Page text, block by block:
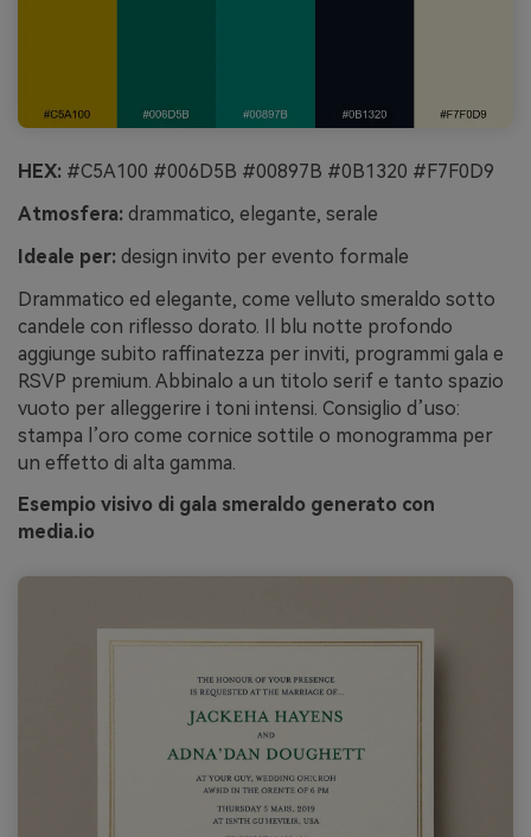
HEX: #C5A100 #006D5B #00897B #0B1320 #F7F0D9
Atmosfera: drammatico, elegante, serale
Ideale per: design invito per evento formale
Drammatico ed elegante, come velluto smeraldo sotto
candele con riflesso dorato. Il blu notte profondo
aggiunge subito raffinatezza per inviti, programmi gala e
RSVP premium. Abbinalo a un titolo serif e tanto spazio
vuoto per alleggerire i toni intensi. Consiglio d’uso:
stampa l’oro come cornice sottile o monogramma per
un effetto di alta gamma.
Esempio visivo di gala smeraldo generato con
media.io